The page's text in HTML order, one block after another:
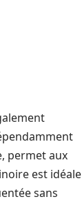
permet aux
est idéale
sans